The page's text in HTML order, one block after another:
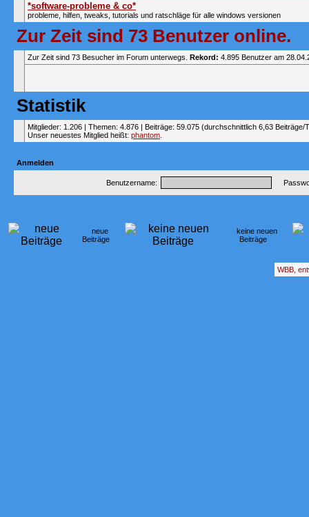
*software-probleme & co*
probleme, hilfen, tweaks, tutorials und ratschläge für alle windows versionen
Zur Zeit sind 73 Benutzer online.
Zur Zeit sind 73 Besucher im Forum unterwegs. Rekord: 4.895 Benutzer am
Statistik
Mitglieder: 1.206 | Themen: 4.876 | Beiträge: 59.075 (durchschnittlich 6,63 Beiträge/
Unser neuestes Mitglied heißt: phantom
Anmelden
Benutzername:
neue
Beiträge
keine neuen
Beiträge
WBB,